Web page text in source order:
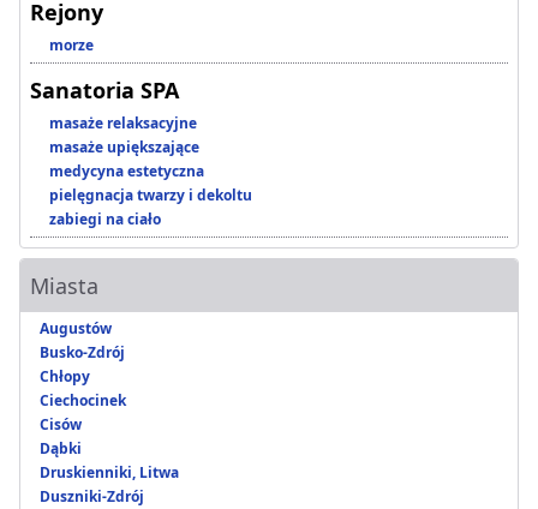
Rejony
morze
Sanatoria SPA
masaże relaksacyjne
masaże upiększające
medycyna estetyczna
pielęgnacja twarzy i dekoltu
zabiegi na ciało
Miasta
Augustów
Busko-Zdrój
Chłopy
Ciechocinek
Cisów
Dąbki
Druskienniki, Litwa
Duszniki-Zdrój